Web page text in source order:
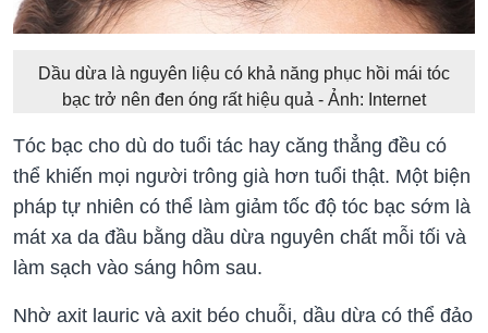
Dầu dừa là nguyên liệu có khả năng phục hồi mái tóc
bạc trở nên đen óng rất hiệu quả - Ảnh: Internet
Tóc bạc cho dù do tuổi tác hay căng thẳng đều có
thể khiến mọi người trông già hơn tuổi thật. Một biện
pháp tự nhiên có thể làm giảm tốc độ tóc bạc sớm là
mát xa da đầu bằng dầu dừa nguyên chất mỗi tối và
làm sạch vào sáng hôm sau.
Nhờ axit lauric và axit béo chuỗi, dầu dừa có thể đảo